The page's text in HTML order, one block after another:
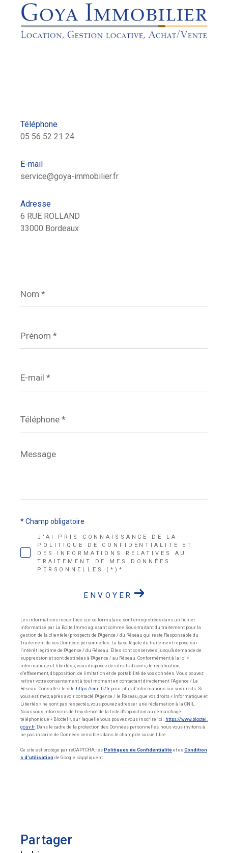
Téléphone
05 56 52 21 24
E-mail
service@goya-immobilier.fr
Adresse
6 RUE ROLLAND
33000 Bordeaux
*
*
mail
*
*
Message
*
J'AI PRIS CONNAISSANCE DE LA
POLITIQUE DE CONFIDENTIALITÉ ET
DES INFORMATIONS RELATIVES AU
TRAITEMENT DE MES DONNÉES
PERSONNELLES (*)*
* Champ obligatoire
ENVOYER
Les informations recueillies sur ce formulaire sont enregistrées dans un fichier
informatisé par La Boite Immo agissant comme Sous-traitant du traitement pour la
gestion de la clientèle/prospects de l'Agence / du Réseau qui reste Responsable du
Traitement de vos Données personnelles. La base légale du traitement repose sur
l'intérêt légitime de l'Agence / du Réseau. Elles sont conservées jusqu'à demande de
suppression et sont destinées à l'Agence / au Réseau. Conformément à la loi «
informatique et libertés », vous disposez des droits d’accès, de rectification,
d’effacement, d’opposition, de limitation et de portabilité de vos données. Vous pouvez
retirer votre consentement à tout moment en contactant directement l’Agence / Le
Réseau. Consultez le site https://cnil.fr/fr pour plus d’informations sur vos droits. Si
vous estimez, après avoir contacté l'Agence / le Réseau, que vos droits « Informatique et
Libertés » ne sont pas respectés, vous pouvez adresser une réclamation à la CNIL.
Nous vous informons de l’existence de la liste d'opposition au démarchage
téléphonique « Bloctel », sur laquelle vous pouvez vous inscrire ici : https://www.bloctel.
gouv.fr. Dans le cadre de la protection des Données personnelles, nous vous invitons à
ne pas inscrire de Données sensibles dans le champ de saisie libre.
Ce site est protégé par reCAPTCHA, les Politiques de Confidentialité et es Condition
s d'utilisation de Google s'appliquent.
partager